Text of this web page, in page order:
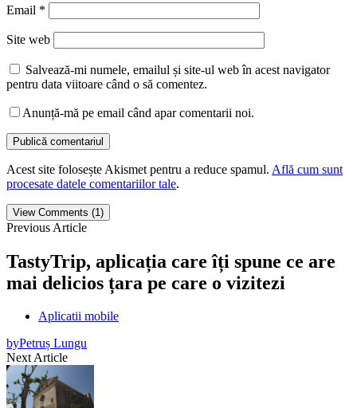
Email *
Site web
Salvează-mi numele, emailul și site-ul web în acest navigator
pentru data viitoare când o să comentez.
Anunță-mă pe email când apar comentarii noi.
Acest site folosește Akismet pentru a reduce spamul. Află cum sunt
procesate datele comentariilor tale.
View Comments (1)
Previous Article
TastyTrip, aplicația care îți spune ce are
mai delicios țara pe care o vizitezi
Aplicatii mobile
byPetruș Lungu
Next Article